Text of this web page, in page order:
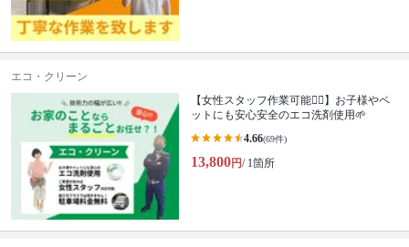
エコ・クリーン
【女性スタッフ作業可能🙆‍♀️】お子様やペ
ットにも安心安全のエコ洗剤使用🌱
4.66(69件)
13,800円/ 1箇所